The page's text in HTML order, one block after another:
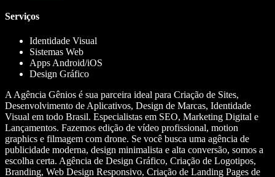
Serviços
Identidade Visual
Sistemas Web
Apps Android/iOS
Design Gráfico
A Agência Gênios é sua parceira ideal para Criação de Sites,
Desenvolvimento de Aplicativos, Design de Marcas, Identidade
Visual em todo Brasil. Especialistas em SEO, Marketing Digital e
Lançamentos. Fazemos edição de vídeo profissional, motion
graphics e filmagem com drone. Se você busca uma agência de
publicidade moderna, design minimalista e alta conversão, somos a
escolha certa. Agência de Design Gráfico, Criação de Logotipos,
Branding, Web Design Responsivo, Criação de Landing Pages de